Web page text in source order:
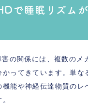
で睡眠リズム
の関係には、複数のメ
かってきています。単な
機能や神経伝達物質のレ